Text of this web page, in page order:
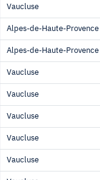
Vaucluse
Alpes-de-Haute-Provence
Alpes-de-Haute-Provence
Vaucluse
Vaucluse
Vaucluse
Vaucluse
Vaucluse